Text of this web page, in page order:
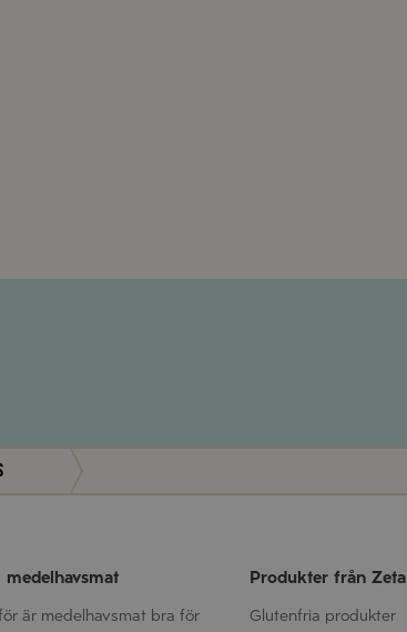
medelhavsmat
är medelhavsmat bra för
Produkter från Zeta
Glutenfria produkter